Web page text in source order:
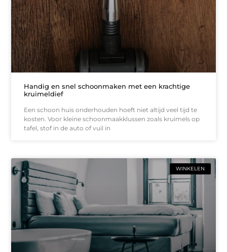
Handig en snel schoonmaken met een krachtige
kruimeldief
Een schoon huis onderhouden hoeft niet altijd veel tijd te
kosten. Voor kleine schoonmaakklussen zoals kruimels op
tafel, stof in de auto of vuil in
WINKELEN